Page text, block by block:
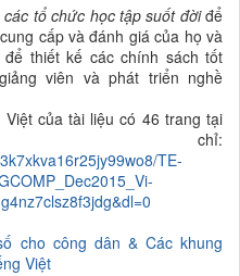
tổ chức học tập suốt đờiđể
cấp vàđánh giá của họ và
thiết kế các chính sách tốt
viên vàphát triển nghề
của tài liệu có 46 trang tại
TE-
cho công dân & Các khung
Việt